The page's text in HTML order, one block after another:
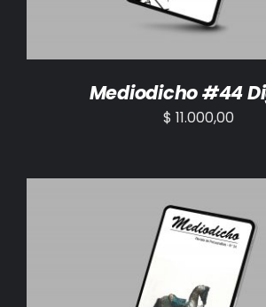
Mediodicho #44
$ 11.000,00
AÑADIR AL CARRITO /